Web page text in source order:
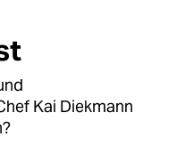
Kai Diekmann